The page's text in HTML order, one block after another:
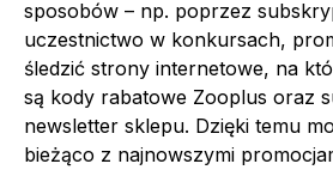
sposobów – np. poprzez
uczestnictwo w konkursach,
śledzić strony internetowe, na
są kody rabatowe Zooplus oraz
newsletter sklepu. Dzięki temu
bieżąco z najnowszymi